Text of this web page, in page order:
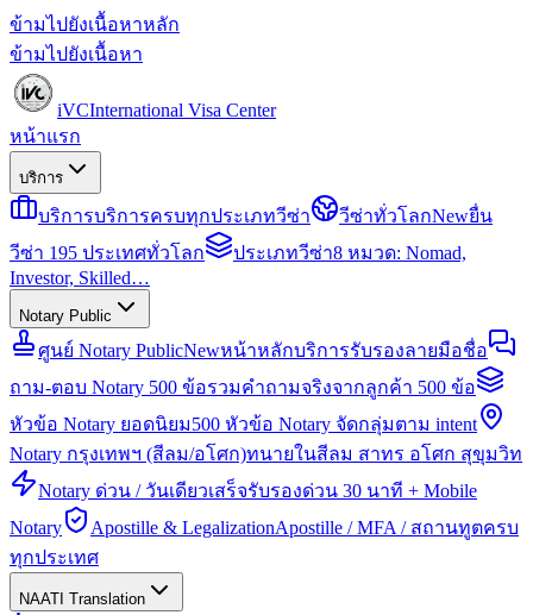
ข้ามไปยังเนื้อหาหลัก
ข้ามไปยังเนื้อหา
iVCInternational Visa Center
หน้าแรก
บริการ
บริการบริการครบทุกประเภทวีซ่า วีซ่าทั่วโลกNewยื่น
วีซ่า 195 ประเทศทั่วโลก
ประเภทวีซ่า8 หมวด: Nomad,
Investor, Skilled…
Notary Public
ศูนย์ Notary PublicNewหน้าหลักบริการรับรองลายมือชื่อ
ถาม-ตอบ Notary 500 ข้อรวมคำถามจริงจากลูกค้า 500 ข้อ
หัวข้อ Notary ยอดนิยม500 หัวข้อ Notary จัดกลุ่มตาม intent
Notary กรุงเทพฯ (สีลม/อโศก)ทนายในสีลม สาทร อโศก สุขุมวิท
Notary ด่วน / วันเดียวเสร็จรับรองด่วน 30 นาที + Mobile
Notary
Apostille & LegalizationApostille / MFA / สถานทูตครบ
ทุกประเทศ
NAATI Translation